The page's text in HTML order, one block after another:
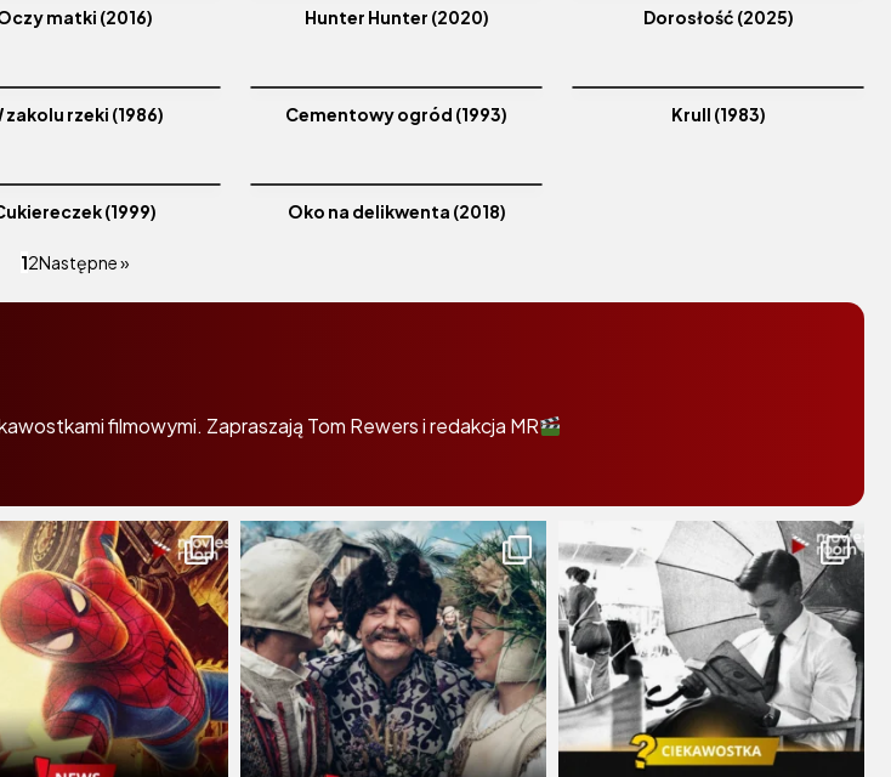
matki (2016) Hunter Hunter (2020) Dorosłość (2025)
zakolu rzeki (1986) Cementowy ogród (1993) Krull (1983)
(1999) Oko na delikwenta (2018)
12Następne »
filmowymi. Zapraszają Tom Rewers i redakcja MR